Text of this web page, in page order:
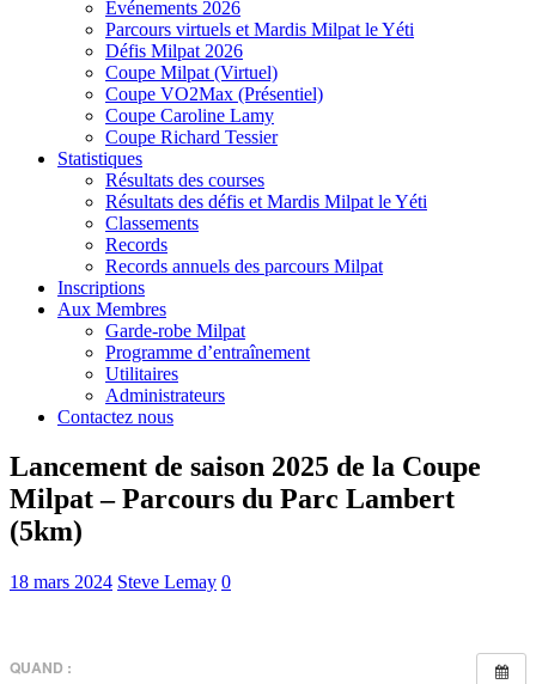
Événements 2026
Parcours virtuels et Mardis Milpat le Yéti
Défis Milpat 2026
Coupe Milpat (Virtuel)
Coupe VO2Max (Présentiel)
Coupe Caroline Lamy
Coupe Richard Tessier
Statistiques
Résultats des courses
Résultats des défis et Mardis Milpat le Yéti
Classements
Records
Records annuels des parcours Milpat
Inscriptions
Aux Membres
Garde-robe Milpat
Programme d’entraînement
Utilitaires
Administrateurs
Contactez nous
Lancement de saison 2025 de la Coupe
Milpat – Parcours du Parc Lambert
(5km)
18 mars 2024 Steve Lemay 0
QUAND :